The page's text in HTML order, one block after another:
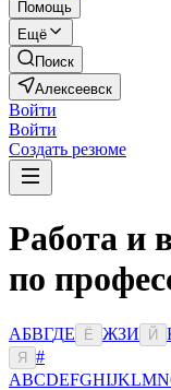
Помощь
Ещё
Поиск
Алексеевск
Войти
Войти
Создать резюме
Работа и
по
АБВГДЕ Ё ЖЗИ Й
Я
#
ABCDEFGHIJKLMN